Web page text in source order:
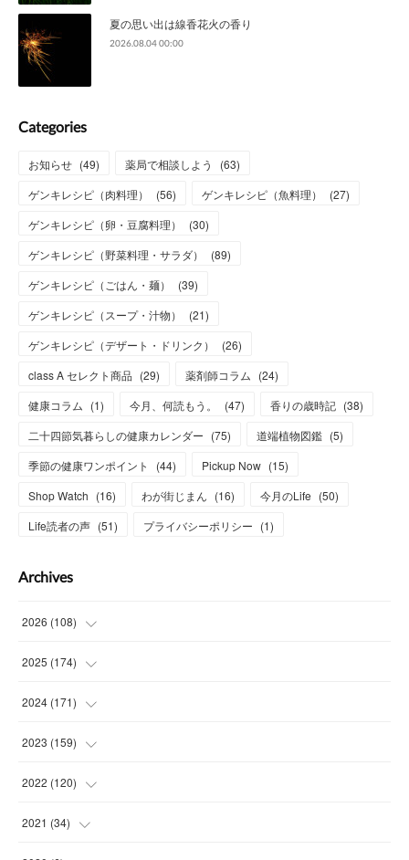
夏の思い出は線香花火の香り
2026.08.04 00:00
Categories
お知らせ (49) 薬局で相談しよう (63)
ゲンキレシピ（肉料理）
(56) ゲンキレシピ（魚料理） (27)
ゲンキレシピ（卵・豆腐料理）
(30)
ゲンキレシピ（野菜料理・サラダ）
(89)
ゲンキレシピ（ごはん・麺）
(39)
ゲンキレシピ（スープ・汁物）
(21)
ゲンキレシピ（デザート・ドリンク）
(26)
class A セレクト商品 (29) 薬剤師コラム (24)
健康コラム (1) 今月、何読もう。 (47) 香りの歳時記 (38)
二十四節気暮らしの健康カレンダー (75) 道端植物図鑑 (5)
季節の健康ワンポイント
(44) Pickup Now (15)
Shop Watch (16) わが街じまん (16) 今月のLife (50)
Life読者の声 (51) プライバシーポリシー (1)
Archives
2026 (108)
(6)
(15
(15
(13
2025 (174)
(14
(14
(15
(15
2024 (171)
(13
(13
(15
(
2023 (159)
(14
(14 )
2022 (120)
(14 )
2021 (34)